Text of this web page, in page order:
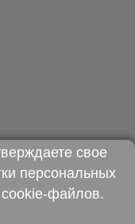
свое
персональных
cookie-файлов.